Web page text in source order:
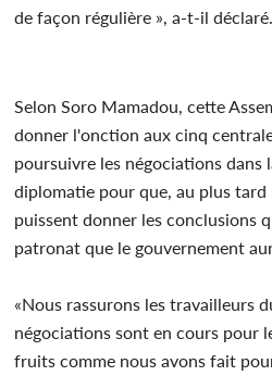
de façon régulière », a-t-il déclaré.
Selon Soro Mamadou, cette
donner l'onction aux cinq
poursuivre les négociations dans
diplomatie pour que, au plus
puissent donner les conclusions
patronat que le gouvernement
«Nous rassurons les travailleurs
négociations sont en cours pour
fruits comme nous avons fait